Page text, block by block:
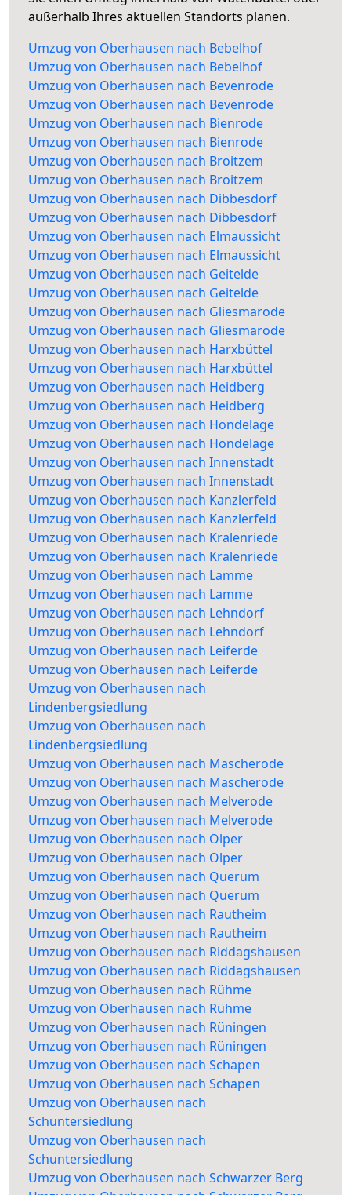
außerhalb Ihres aktuellen Standorts planen.
Umzug von Oberhausen nach Bebelhof
Umzug von Oberhausen nach Bebelhof
Umzug von Oberhausen nach Bevenrode
Umzug von Oberhausen nach Bevenrode
Umzug von Oberhausen nach Bienrode
Umzug von Oberhausen nach Bienrode
Umzug von Oberhausen nach Broitzem
Umzug von Oberhausen nach Broitzem
Umzug von Oberhausen nach Dibbesdorf
Umzug von Oberhausen nach Dibbesdorf
Umzug von Oberhausen nach Elmaussicht
Umzug von Oberhausen nach Elmaussicht
Umzug von Oberhausen nach Geitelde
Umzug von Oberhausen nach Geitelde
Umzug von Oberhausen nach Gliesmarode
Umzug von Oberhausen nach Gliesmarode
Umzug von Oberhausen nach Harxbüttel
Umzug von Oberhausen nach Harxbüttel
Umzug von Oberhausen nach Heidberg
Umzug von Oberhausen nach Heidberg
Umzug von Oberhausen nach Hondelage
Umzug von Oberhausen nach Hondelage
Umzug von Oberhausen nach Innenstadt
Umzug von Oberhausen nach Innenstadt
Umzug von Oberhausen nach Kanzlerfeld
Umzug von Oberhausen nach Kanzlerfeld
Umzug von Oberhausen nach Kralenriede
Umzug von Oberhausen nach Kralenriede
Umzug von Oberhausen nach Lamme
Umzug von Oberhausen nach Lamme
Umzug von Oberhausen nach Lehndorf
Umzug von Oberhausen nach Lehndorf
Umzug von Oberhausen nach Leiferde
Umzug von Oberhausen nach Leiferde
Umzug von Oberhausen nach
Lindenbergsiedlung
Umzug von Oberhausen nach
Lindenbergsiedlung
Umzug von Oberhausen nach Mascherode
Umzug von Oberhausen nach Mascherode
Umzug von Oberhausen nach Melverode
Umzug von Oberhausen nach Melverode
Umzug von Oberhausen nach Ölper
Umzug von Oberhausen nach Ölper
Umzug von Oberhausen nach Querum
Umzug von Oberhausen nach Querum
Umzug von Oberhausen nach Rautheim
Umzug von Oberhausen nach Rautheim
Umzug von Oberhausen nach Riddagshausen
Umzug von Oberhausen nach Riddagshausen
Umzug von Oberhausen nach Rühme
Umzug von Oberhausen nach Rühme
Umzug von Oberhausen nach Rüningen
Umzug von Oberhausen nach Rüningen
Umzug von Oberhausen nach Schapen
Umzug von Oberhausen nach Schapen
Umzug von Oberhausen nach
Schuntersiedlung
Umzug von Oberhausen nach
Schuntersiedlung
Umzug von Oberhausen nach Schwarzer Berg